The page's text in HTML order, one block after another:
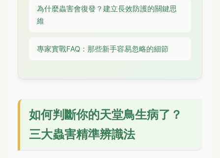
為什麼蟲害會復發？建立長效防護的關鍵思
維
專家實戰FAQ：那些新手容易忽略的細節
如何判斷你的天堂鳥生病了？
三大蟲害精準辨識法